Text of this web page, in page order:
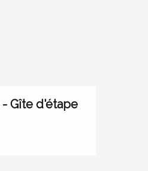
- Gîte d'étape